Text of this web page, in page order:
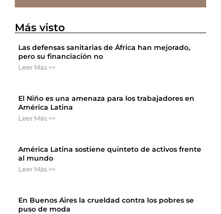
Más visto
Las defensas sanitarias de África han mejorado,
pero su financiación no
Leer Más >>
El Niño es una amenaza para los trabajadores en
América Latina
Leer Más >>
América Latina sostiene quinteto de activos frente
al mundo
Leer Más >>
En Buenos Aires la crueldad contra los pobres se
puso de moda